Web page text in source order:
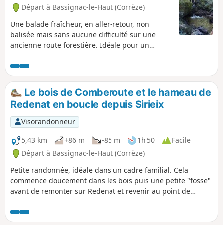
Départ à Bassignac-le-Haut (Corrèze)
Une balade fraîcheur, en aller-retour, non
balisée mais sans aucune difficulté sur une
ancienne route forestière. Idéale pour un
Le bois de Comberoute et le hameau de
Redenat en boucle depuis Sirieix
Visorandonneur
5,43 km
+86 m -85 m 1h 50
Facile
Départ à Bassignac-le-Haut (Corrèze)
Petite randonnée, idéale dans un cadre familial. Cela
commence doucement dans les bois puis une petite "fosse"
avant de remonter sur Redenat et revenir au point de
entretenus et la portion de route reste sûre.